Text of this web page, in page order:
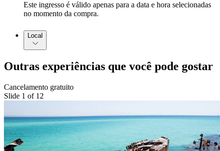
Este ingresso é válido apenas para a data e hora selecionadas
no momento da compra.
Local
Outras experiências que você pode gostar
Cancelamento gratuito
Slide 1 of 12